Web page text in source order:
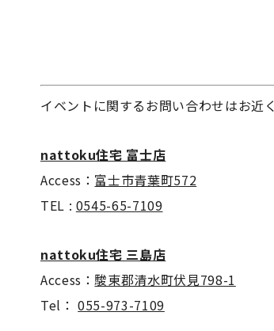
イベントに関するお問い合わせはお近
nattoku住宅 富士店
Access： 富士市青葉町572
TEL : 0545-65-7109
nattoku住宅 三島店
Access： 駿東郡清水町伏見798-1
Tel：055-973-7109